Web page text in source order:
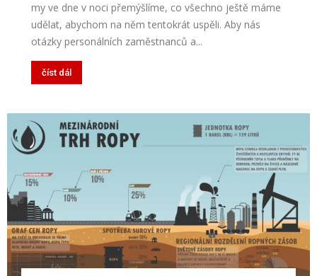
my ve dne v noci přemýšlíme, co všechno ještě máme
udělat, abychom na něm tentokrát uspěli. Aby nás
otázky personálních zaměstnanců a...
číst dál